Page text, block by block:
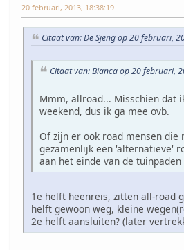
20 februari, 2013, 18:38:19
Citaat van: De Sjeng op 20 februari,
Citaat van: Bianca op 20 februari,
Mmm, allroad... Misschien dat
weekend, dus ik ga mee ovb.
Of zijn er ook road mensen die
gezamenlijk een 'alternatieve'
aan het einde van de
1e helft heenreis, zitten all-road
helft gewoon weg, kleine
2e helft aansluiten? (later